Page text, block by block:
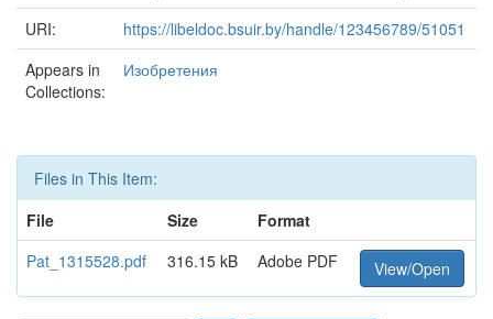
URI:
https://libeldoc.bsuir.by/handle/123456789/51051
Appears in
Collections:
Изобретения
Files in This Item:
File
Size
Format
Pat_1315528.pdf
316.15 kB Adobe PDF View/Open